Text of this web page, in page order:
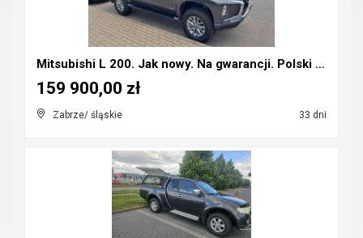
Mitsubishi L 200. Jak nowy. Na gwarancji. Polski s...
Zabrze/ śląskie 33 dni
159 900,00 zł